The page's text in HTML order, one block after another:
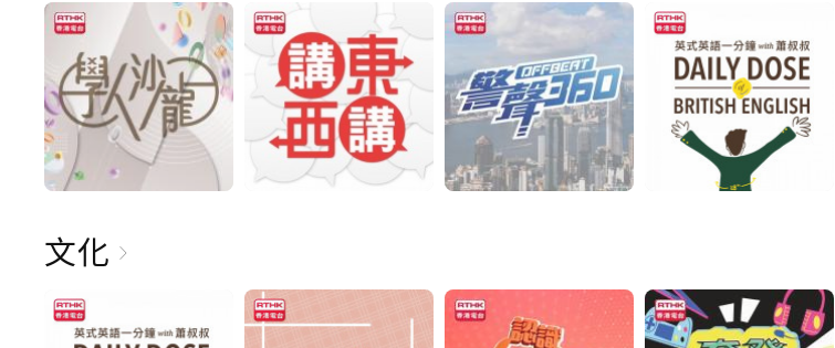
文化